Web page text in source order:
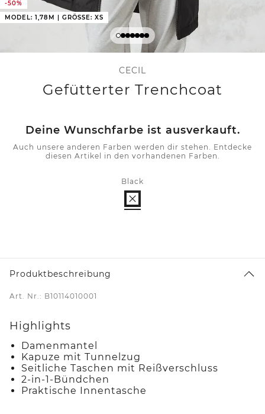
-50%
MODEL: 1,78M | GRÖSSE: XS
CECIL
Gefütterter Trenchcoat
Deine Wunschfarbe ist ausverkauft.
Auch unsere anderen Farben werden dir stehen. Entdecke
diesen Artikel in den vorhandenen Farben.
Black
Produktbeschreibung
Art. Nr.: B10114010001
Highlights
Damenmantel
Kapuze mit Tunnelzug
Seitliche Taschen mit Reißverschluss
2-in-1-Bündchen
Praktische Innentasche